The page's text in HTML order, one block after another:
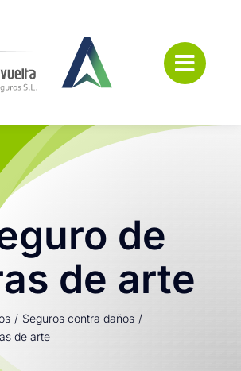
de
de arte
Seguros contra daños
de arte